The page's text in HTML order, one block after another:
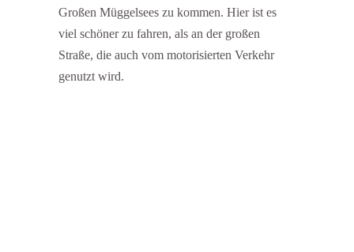
Großen Müggelsees zu kommen. Hier ist es
viel schöner zu fahren, als an der großen
Straße, die auch vom motorisierten Verkehr
genutzt wird.